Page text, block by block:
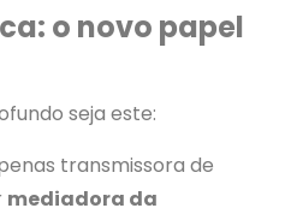
o novo papel
seja este:
transmissora de
mediadora da